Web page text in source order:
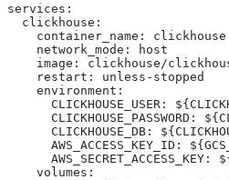
services:
  clickhouse:
    container_name: clickhouse
    network_mode: host
image: clickhouse/
    restart: unless-stopped
    environment:
CLICKHOUSE_USER:
CLICKHOUSE_PASSWORD:
CLICKHOUSE_DB:
AWS_ACCESS_KEY_ID:
    volumes: